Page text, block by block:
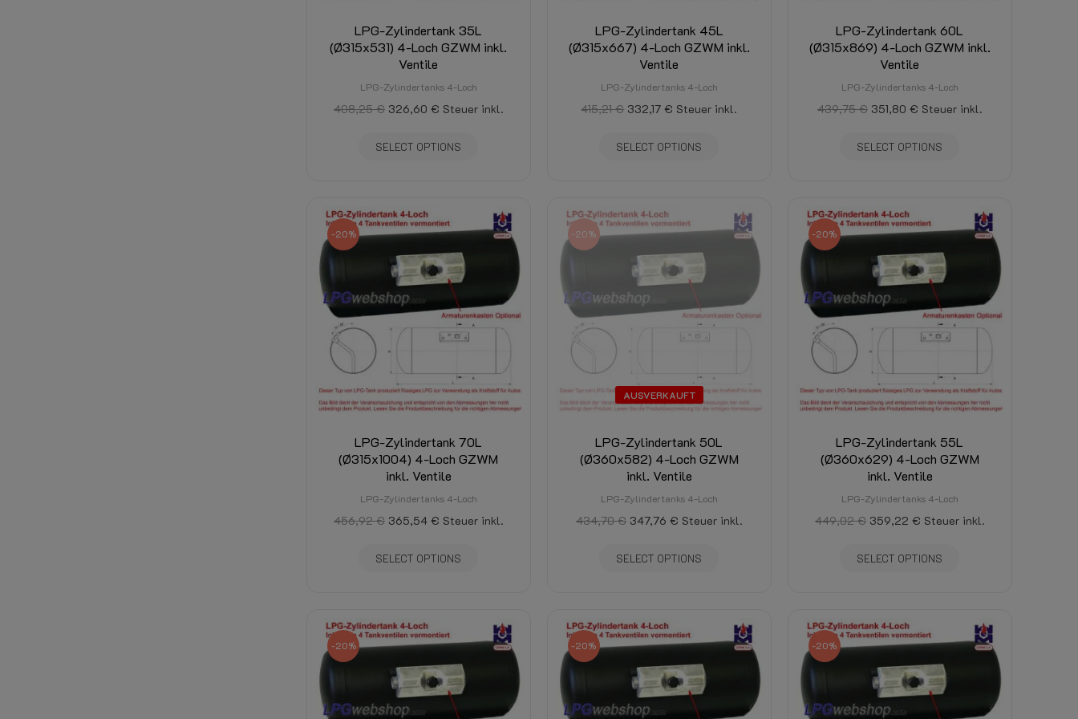
LPG-Zylindertank 35L
(Ø315x531) 4-Loch GZWM inkl.
Ventile
LPG-Zylindertanks 4-Loch
408,25 € 326,60 € Steuer inkl.
SELECT OPTIONS
LPG-Zylindertank 45L
(Ø315x667) 4-Loch GZWM inkl.
Ventile
LPG-Zylindertanks 4-Loch
415,21 € 332,17 € Steuer inkl.
SELECT OPTIONS
LPG-Zylindertank 60L
(Ø315x869) 4-Loch GZWM inkl.
Ventile
LPG-Zylindertanks 4-Loch
439,75 € 351,80 € Steuer inkl.
SELECT OPTIONS
-20%
LPG-Zylindertank 70L
(Ø315x1004) 4-Loch GZWM
inkl. Ventile
LPG-Zylindertanks 4-Loch
456,92 € 365,54 € Steuer inkl.
SELECT OPTIONS
AUSVERKAUFT
-20%
LPG-Zylindertank 50L
(Ø360x582) 4-Loch GZWM
inkl. Ventile
LPG-Zylindertanks 4-Loch
434,70 € 347,76 € Steuer inkl.
SELECT OPTIONS
-20%
LPG-Zylindertank 55L
(Ø360x629) 4-Loch GZWM
inkl. Ventile
LPG-Zylindertanks 4-Loch
449,02 € 359,22 € Steuer inkl.
SELECT OPTIONS
-20% -20% -20%